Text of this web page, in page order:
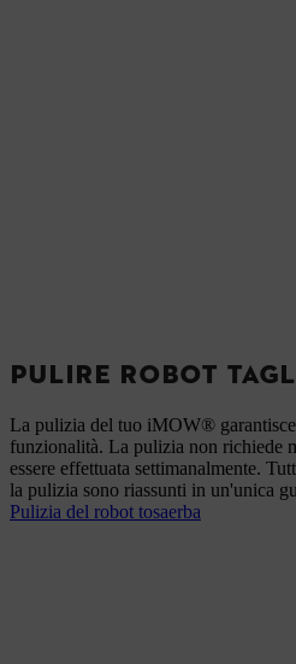
PULIRE ROBOT
La pulizia del tuo iMOW® garantisce
funzionalità. La pulizia non richiede
essere effettuata settimanalmente.
la pulizia sono riassunti in un'unica
Pulizia del robot tosaerba